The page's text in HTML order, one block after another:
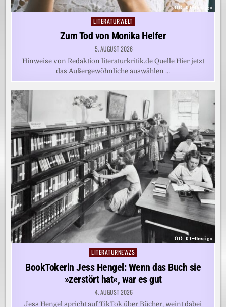
Posted
in
LITERATURWELT
Zum Tod von Monika Helfer
5. AUGUST 2026
Hinweise von Redaktion literaturkritik.de Quelle Hier jetzt
das Außergewöhnliche auswählen …
Posted
LITERATURNEWZS
BookTokerin Jess Hengel: Wenn das Buch sie
»zerstört hat«, war es gut
4. AUGUST 2026
Jess Hengel spricht auf TikTok über Bücher, weint dabei